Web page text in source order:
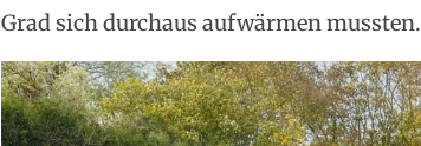
Grad sich durchaus aufwärmen mussten.